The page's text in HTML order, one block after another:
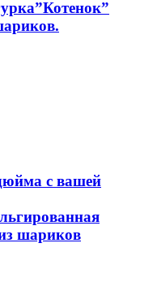
с вашей
шариков